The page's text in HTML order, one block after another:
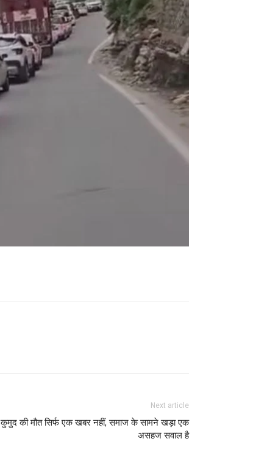
Next article
कुमुद की मौत सिर्फ एक खबर नहीं, समाज के सामने खड़ा एक
असहज सवाल है